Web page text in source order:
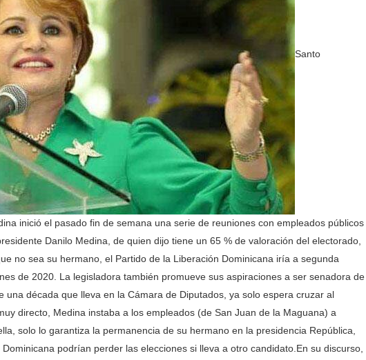
Santo
inició el pasado fin de semana una serie de reuniones con empleados públicos
Danilo Medina, de quien dijo tiene un 65 % de valoración del electorado,
no sea su hermano, el Partido de la Liberación Dominicana iría a segunda
de 2020. La legisladora también promueve sus aspiraciones a ser senadora de
una década que lleva en la Cámara de Diputados, ya solo espera cruzar al
directo, Medina instaba a los empleados (de San Juan de la Maguana) a
solo lo garantiza la permanencia de su hermano en la presidencia República,
podrían perder las elecciones si lleva a otro candidato. En su discurso,